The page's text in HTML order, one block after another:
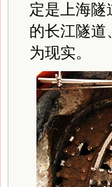
定是上海隧
的长江隧道
为现实。